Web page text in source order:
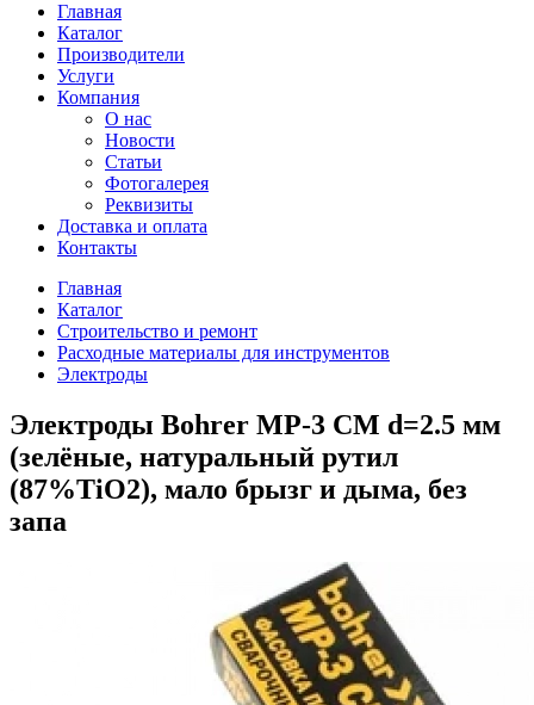
Главная
Каталог
Производители
Услуги
Компания
О нас
Новости
Статьи
Фотогалерея
Реквизиты
Доставка и оплата
Контакты
Главная
Каталог
Строительство и ремонт
Расходные материалы для инструментов
Электроды
Электроды Bohrer МР-3 СМ d=2.5 мм
(зелёные, натуральный рутил
(87%TiO2), мало брызг и дыма, без
запа